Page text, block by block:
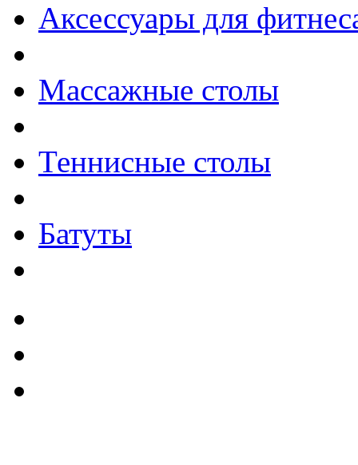
Аксессуары для
Массажные столы
Теннисные столы
Батуты